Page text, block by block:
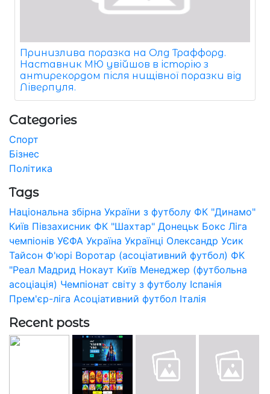
Принизлива поразка на Олд Траффорд.
Наставник МЮ увійшов в історію з
антирекордом після нищівної поразки від
Ліверпуля.
Categories
Спорт
Бізнес
Політика
Tags
Національна збірна України з футболу ФК "Динамо"
Київ Півзахисник ФК "Шахтар" Донецьк Бокс Ліга
чемпіонів УЄФА Україна Українці Олександр Усик
Тайсон Ф'юрі Воротар (асоціативний футбол) ФК
"Реал Мадрид Нокаут Київ Менеджер (футбольна
асоціація) Чемпіонат світу з футболу Іспанія
Прем'єр-ліга Асоціативний футбол Італія
Recent posts